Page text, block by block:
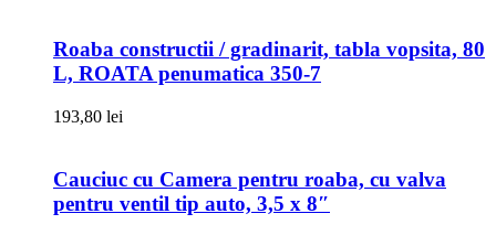
Roaba constructii / gradinarit, tabla vopsita, 80
L, ROATA penumatica 350-7
193,80 lei
Cauciuc cu Camera pentru roaba, cu valva
pentru ventil tip auto, 3,5 x 8″